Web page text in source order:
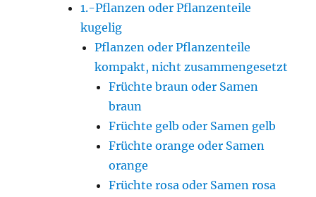
1.-Pflanzen oder Pflanzenteile
kugelig
Pflanzen oder Pflanzenteile
kompakt, nicht zusammengesetzt
Früchte braun oder Samen
braun
Früchte gelb oder Samen gelb
Früchte orange oder Samen
orange
Früchte rosa oder Samen rosa